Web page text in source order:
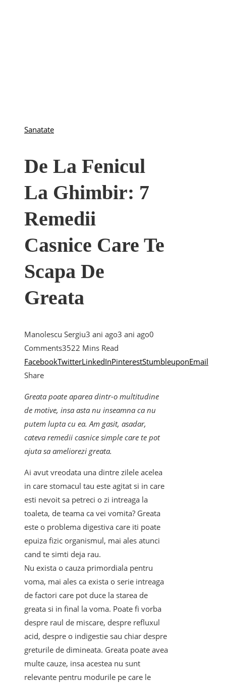
Sanatate
De La Fenicul
La Ghimbir: 7
Remedii
Casnice Care Te
Scapa De
Greata
Manolescu Sergiu3 ani ago3 ani ago0
Comments3522 Mins Read
FacebookTwitterLinkedInPinterestStumbleuponEmail
Share
Greata poate aparea dintr-o multitudine
de motive, insa asta nu inseamna ca nu
putem lupta cu ea. Am gasit, asadar,
cateva remedii casnice simple care te pot
ajuta sa ameliorezi greata.
Ai avut vreodata una dintre zilele acelea
in care stomacul tau este agitat si in care
esti nevoit sa petreci o zi intreaga la
toaleta, de teama ca vei vomita? Greata
este o problema digestiva care iti poate
epuiza fizic organismul, mai ales atunci
cand te simti deja rau.
Nu exista o cauza primordiala pentru
voma, mai ales ca exista o serie intreaga
de factori care pot duce la starea de
greata si in final la voma. Poate fi vorba
despre raul de miscare, despre refluxul
acid, despre o indigestie sau chiar despre
greturile de dimineata. Greata poate avea
multe cauze, insa acestea nu sunt
relevante pentru modurile pe care le